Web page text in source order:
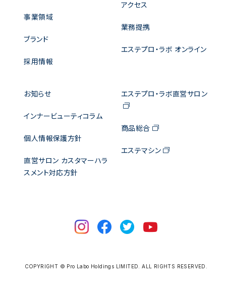
事業領域
ブランド
採用情報
アクセス
業務提携
エステプロ・ラボ オンライン
お知らせ
インナービューティコラム
個人情報保護方針
直営サロン カスタマーハラ
スメント対応方針
エステプロ・ラボ直営サロン
商品総合
エステマシン
COPYRIGHT © Pro Labo Holdings LIMITED. ALL RIGHTS RESERVED.